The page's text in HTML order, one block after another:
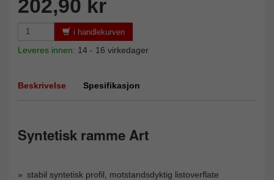
202,90 kr
i handlekurven
Leveres innen: 14 - 16 virkedager
Beskrivelse Spesifikasjon
Syntetisk ramme Art
stabil syntetisk profil, motstandsdyktig listoverflate